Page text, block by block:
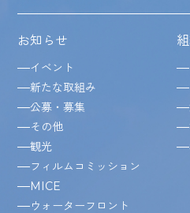
お知らせ
イベント
新たな取組み
公募・募集
その他
観光
フィルムコミッション
MICE
ウォーターフロント